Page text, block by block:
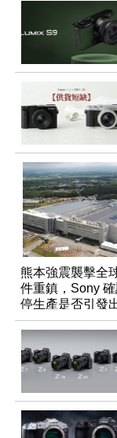
熊本強震襲擊全
件重鎮，Sony
停生產是否引發
機？